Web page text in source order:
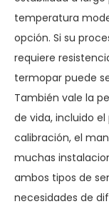
temperatura
opción. Si su
requiere
termopar puede
También vale la
de vida, incluido
calibración, el
muchas
ambos tipos de
necesidades de